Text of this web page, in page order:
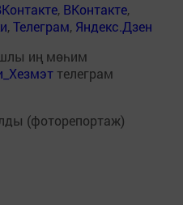
, ВКонтакте,
,Телеграм, Яндекс.Дзен
иң мөһим
телеграм